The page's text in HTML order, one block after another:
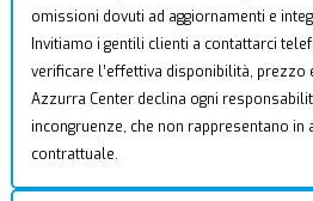
omissioni dovuti ad aggiornamenti e
Invitiamo i gentili clienti a contattarci
verificare l’effettiva disponibilità, prezzo
Azzurra Center declina ogni
incongruenze, che non rappresentano in
contrattuale.